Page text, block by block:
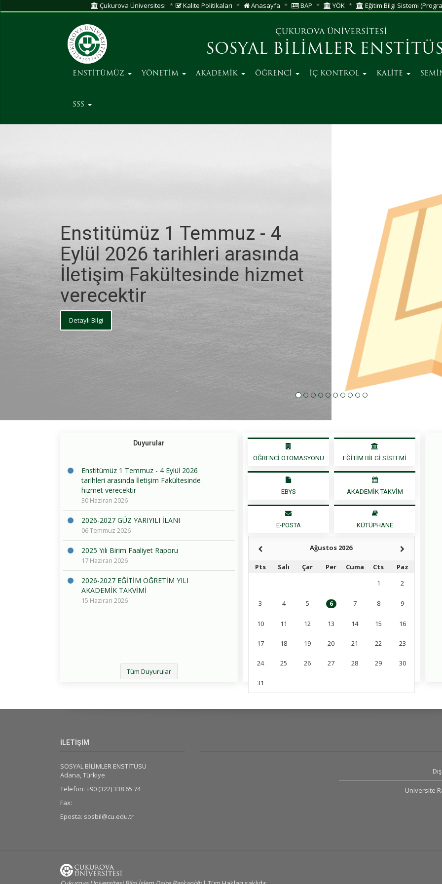
Çukurova Üniversitesi Kalite Politikaları Anasayfa BAP YÖK Eğitim Bilgi Sistemi
ÇUKUROVA ÜNİVERSİTESİ
SOSYAL BİLİMLER
ENSTİTÜMÜZ YÖNETİM AKADEMİK ÖĞRENCİ İÇ KONTROL KALİTE
SSS
Enstitümüz 1 Temmuz - 4
Eylül 2026 tarihleri arasında
İletişim Fakültesinde hizmet
verecektir
Detaylı Bilgi
Duyurular
Enstitümüz 1 Temmuz - 4 Eylül 2026
tarihleri arasında İletişim Fakültesinde
hizmet verecektir
30 Haziran 2026
2026-2027 GÜZ YARIYILI İLANI
06 Temmuz 2026
2025 Yılı Birim Faaliyet Raporu
17 Haziran 2026
2026-2027 EĞİTİM ÖĞRETİM YILI
AKADEMİK TAKVİMİ
15 Haziran 2026
Tüm Duyurular
ÖĞRENCİ OTOMASYONU EĞİTİM BİLGİ SİSTEMİ
EBYS AKADEMİK TAKVİM
E-POSTA KÜTÜPHANE
Ağustos 2026
Pts Salı Çar Per Cuma Cts
Paz
1
2
3 4 5 6 7 8 9
10 11 12 13 14 15 16
17 18 19 20 21 22 23
24 25 26 27 28 29 30
31
İLETİŞİM
SOSYAL BİLİMLER ENSTİTÜSÜ
Adana, Türkiye
Telefon: +90 (322) 338 65 74
Fax:
Eposta: sosbil@cu.edu.tr
Üniversite